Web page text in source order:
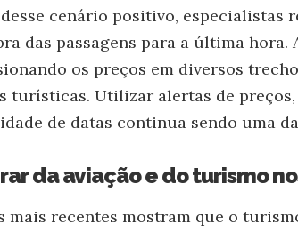
cenário positivo, especialistas
das passagens para a última
os preços em diversos
turísticas. Utilizar alertas de
de datas continua sendo uma
da aviação e do turismo
mais recentes mostram que o